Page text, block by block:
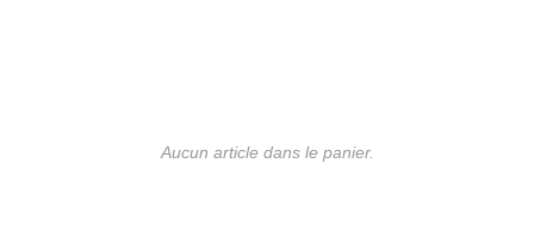
Aucun article dans le panier.